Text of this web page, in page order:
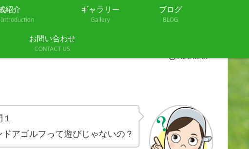
紹介
ギャラリー
Gallery
ブログ
BLOG
お問い合わせ
CONTACT US
2020.08.01
ドアゴルフって遊びじゃないの？